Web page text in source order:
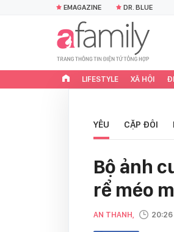
EMAGAZINE DR. BLUE
LIFESTYLE XÃ HỘI
YÊU CẶP ĐÔI
Bộ ảnh
rể méo
AN THANH,